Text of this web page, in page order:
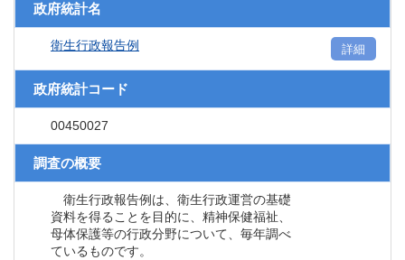
政府統計名
衛生行政報告例 詳細
政府統計コード
00450027
調査の概要
衛生行政報告例は、衛生行政運営の基礎
資料を得ることを目的に、精神保健福祉、
母体保護等の行政分野について、毎年調べ
ているものです。